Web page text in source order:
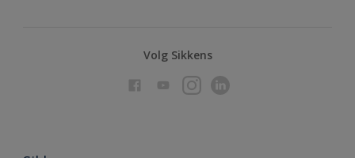
Volg Sikkens